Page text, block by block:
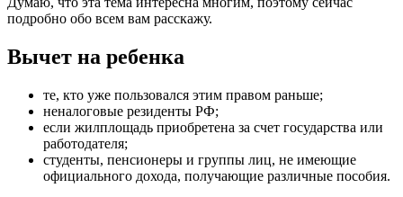
подробно обо всем вам расскажу.
Вычет на ребенка
те, кто уже пользовался этим правом раньше;
неналоговые резиденты РФ;
если жилплощадь приобретена за счет государства или
работодателя;
студенты, пенсионеры и группы лиц, не имеющие
официального дохода, получающие различные пособия.